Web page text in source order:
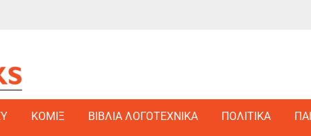
ΚΟΜΙΞ ΒΙΒΛΙΑ ΛΟΓΟΤΕΧΝΙΚΑ ΠΟΛΙΤΙΚΑ